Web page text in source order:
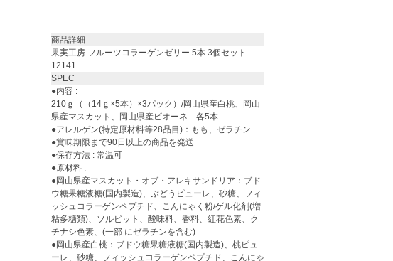
商品詳細
果実工房 フルーツコラーゲンゼリー 5本 3個セット
12141
SPEC
●内容 :
210ｇ（（14ｇ×5本）×3パック）/岡山県産白桃、岡山
県産マスカット、岡山県産ピオーネ 各5本
●アレルゲン(特定原材料等28品目)：もも、ゼラチン
●賞味期限まで90日以上の商品を発送
●保存方法 : 常温可
●原材料 :
●岡山県産マスカット・オブ・アレキサンドリア：ブド
ウ糖果糖液糖(国内製造)、ぶどうピューレ、砂糖、フィ
ッシュコラーゲンペプチド、こんにゃく粉/ゲル化剤(増
粘多糖類)、ソルビット、酸味料、香料、紅花色素、ク
チナシ色素、(一部 にゼラチンを含む)
●岡山県産白桃：ブドウ糖果糖液糖(国内製造)、桃ピュ
ーレ、砂糖、フィッシュコラーゲンペプチド、こんにゃ